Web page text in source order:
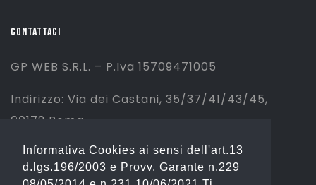
CONTATTACI
GP WEB S.R.L. – P.Iva 15709471005
Indirizzo: Via dei Castani, 35/37/41/43/45,
00172 Roma
Tel: 06 2310844 (Sport) – 06 23234353
(Fashion)
Informativa Cookies ai sensi dell'art.13
d.lgs.196/2003 e Provv. Garante n.229